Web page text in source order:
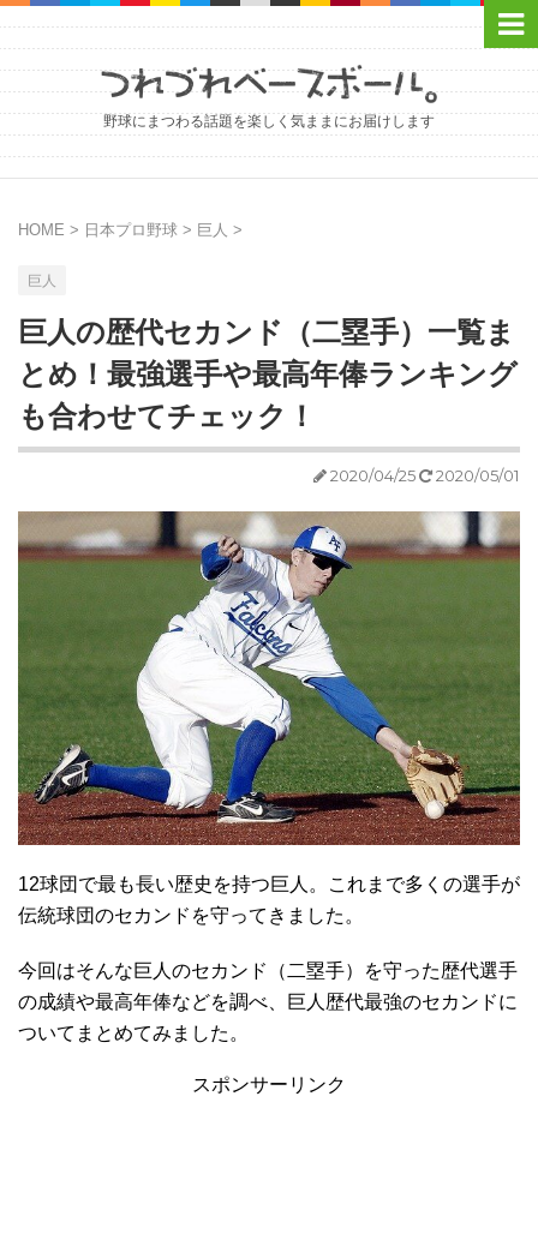
野球にまつわる話題を楽しく気ままにお届けします
HOME > 日本プロ野球 > 巨人 >
巨人
巨人の歴代セカンド（二塁手）一覧ま
とめ！最強選手や最高年俸ランキング
も合わせてチェック！
2020/04/25 2020/05/01
12球団で最も長い歴史を持つ巨人。これまで多くの選手が
伝統球団のセカンドを守ってきました。
今回はそんな巨人のセカンド（二塁手）を守った歴代選手
の成績や最高年俸などを調べ、巨人歴代最強のセカンドに
ついてまとめてみました。
スポンサーリンク